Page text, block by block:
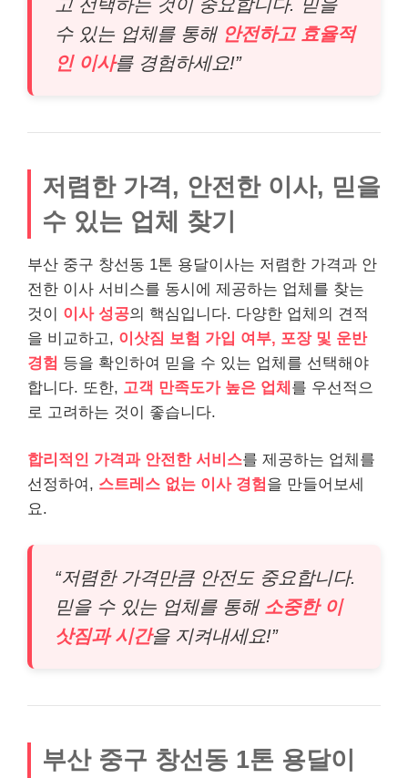
고 선택하는 것이 중요합니다. 믿을
수 있는 업체를 통해 안전하고 효율적
인 이사를 경험하세요!”
저렴한 가격, 안전한 이사, 믿을
수 있는 업체 찾기
부산 중구 창선동 1톤 용달이사는 저렴한 가격과 안
전한 이사 서비스를 동시에 제공하는 업체를 찾는
것이 이사 성공의 핵심입니다. 다양한 업체의 견적
을 비교하고, 이삿짐 보험 가입 여부, 포장 및 운반
경험 등을 확인하여 믿을 수 있는 업체를 선택해야
합니다. 또한, 고객 만족도가 높은 업체 를 우선적으
로 고려하는 것이 좋습니다.
합리적인 가격과 안전한 서비스를 제공하는 업체를
선정하여, 스트레스 없는 이사 경험을 만들어보세
요.
“저렴한 가격만큼 안전도 중요합니다.
믿을 수 있는 업체를 통해 소중한 이
삿짐과 시간을 지켜내세요!”
부산 중구 창선동 1톤 용달이